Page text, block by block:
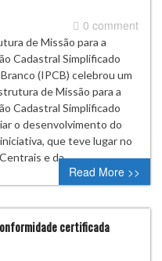
0 comment
de Missão para a
Cadastral Simplificado
(IPCB) celebrou um
de Missão para a
Cadastral Simplificado
o desenvolvimento do
que teve lugar no
e da…
Read More >>
certificada